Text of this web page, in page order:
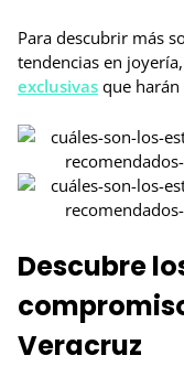
Para descubrir más
tendencias en
exclusivas que
Descubre
Veracruz